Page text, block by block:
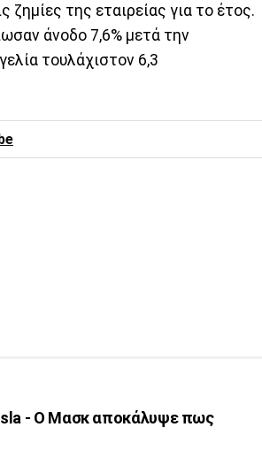
ζημίες της εταιρείας για το έτος.
άνοδο 7,6% μετά την
τουλάχιστον 6,3
- Ο Μασκ αποκάλυψε πως